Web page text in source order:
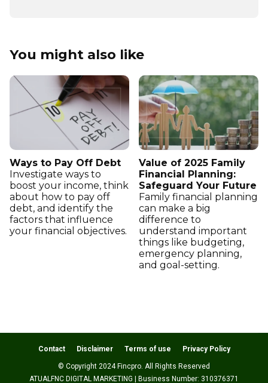
You might also like
Ways to Pay Off Debt
Investigate ways to
boost your income, think
about how to pay off
debt, and identify the
factors that influence
your financial objectives.
Value of 2025 Family
Financial Planning:
Safeguard Your Future
Family financial planning
can make a big
difference to
understand important
things like budgeting,
emergency planning,
and goal-setting.
Contact Disclaimer Terms of use Privacy Policy
© Copyright 2024 Fincpro. All Rights Reserved
ATUALFNC DIGITAL MARKETING | Business Number: 310376371